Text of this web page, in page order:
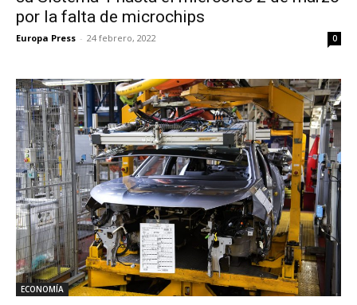
por la falta de microchips
Europa Press - 24 febrero, 2022 0
ECONOMÍA